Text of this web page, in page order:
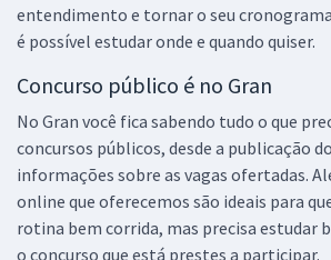
entendimento e tornar o seu
é possível estudar onde e quando quiser.
Concurso público é no Gran
No Gran você fica sabendo tudo o que
concursos públicos, desde a publicação
informações sobre as vagas ofertadas.
online que oferecemos são ideais para
rotina bem corrida, mas precisa estudar
o concurso que está prestes a participar.